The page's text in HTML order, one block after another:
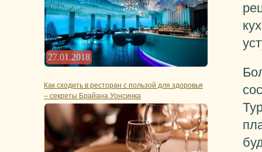
27.01.2018
Как сходить в ресторан с пользой для здоровья
– секреты Брайана Уонсинка